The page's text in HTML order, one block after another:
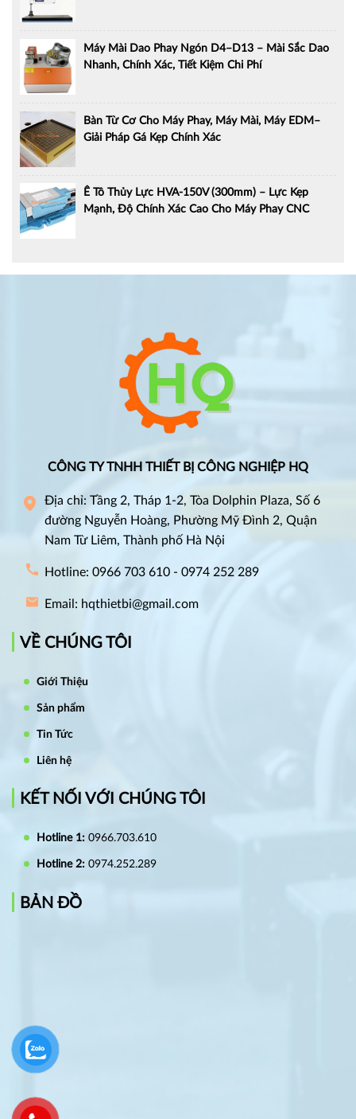
Máy Mài Dao Phay Ngón D4–D13 – Mài Sắc Dao
Nhanh, Chính Xác, Tiết Kiệm Chi Phí
Bàn Từ Cơ Cho Máy Phay, Máy Mài, Máy EDM–
Giải Pháp Gá Kẹp Chính Xác
Ê Tô Thủy Lực HVA-150V (300mm) – Lực Kẹp
Mạnh, Độ Chính Xác Cao Cho Máy Phay CNC
CÔNG TY TNHH THIẾT BỊ CÔNG NGHIỆP HQ
Địa chỉ: Tầng 2, Tháp 1-2, Tòa Dolphin Plaza, Số 6
đường Nguyễn Hoàng, Phường Mỹ Đình 2, Quận
Nam Từ Liêm, Thành phố Hà Nội
Hotline: 0966 703 610 - 0974 252 289
Email: hqthietbi@gmail.com
VỀ CHÚNG TÔI
Giới Thiệu
Sản phẩm
Tin Tức
Liên hệ
KẾT NỐI VỚI CHÚNG TÔI
Hotline 1: 0966.703.610
Hotline 2: 0974.252.289
BẢN ĐỒ